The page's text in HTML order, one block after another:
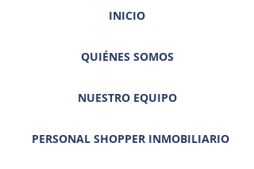
INICIO
QUIÉNES SOMOS
NUESTRO EQUIPO
PERSONAL SHOPPER INMOBILIARIO